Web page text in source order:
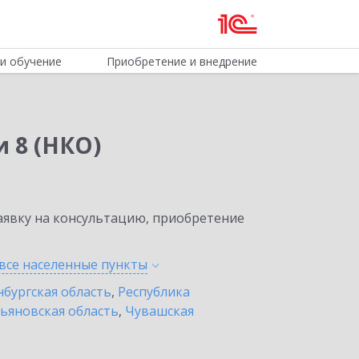
обучение Приобретение и внедрение
8 (НКО)
на консультацию, приобретение
населенные пункты
область, Республика
область, Чувашская